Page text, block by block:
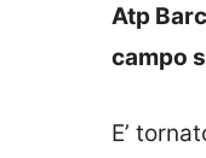
Atp
campo
E’